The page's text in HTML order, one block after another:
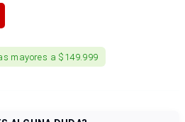
mayores a $149.999